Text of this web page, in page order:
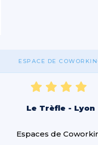
ESPACE DE
Le Trèfle - Lyon
Espaces de